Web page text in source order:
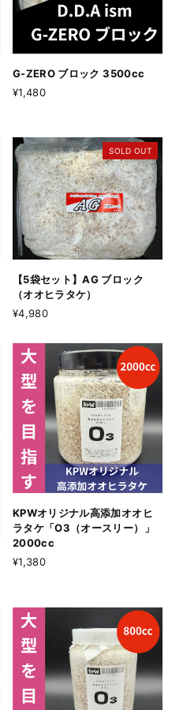
G-ZERO ブロック 3500cc
¥1,480
SOLD OUT
【5袋セット】AG ブロック
（オオヒラタケ）
¥4,980
KPWオリジナル高添加オオヒ
ラタケ「O3（オースリー）」
2000cc
¥1,380